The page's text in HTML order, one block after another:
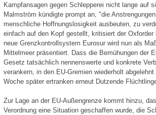
Kampfansagen gegen Schlepperei nicht lange auf
Malmström kündigte prompt an, "die
menschliche Hoffnungslosigkeit ausbeuten, zu
einfach auf den Kopf gestellt, kritisiert der
neue Grenzkontrollsystem Eurosur wird nun als
Mittelmeer präsentiert. Dass die Bemühungen der
Gesetz tatsächlich nennenswerte und konkrete
verankern, in den EU-Gremien wiederholt
Woche später ertranken erneut Dutzende
Zur Lage an der EU-Außengrenze kommt hinzu,
Verordnung eine Situation geschaffen wurde, die